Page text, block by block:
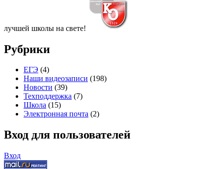
лучшей школы на свете!
Рубрики
ЕГЭ (4)
Наши видеозаписи (198)
Новости (39)
Техподдержка (7)
Школа (15)
Электронная почта (2)
Вход для пользователей
Вход